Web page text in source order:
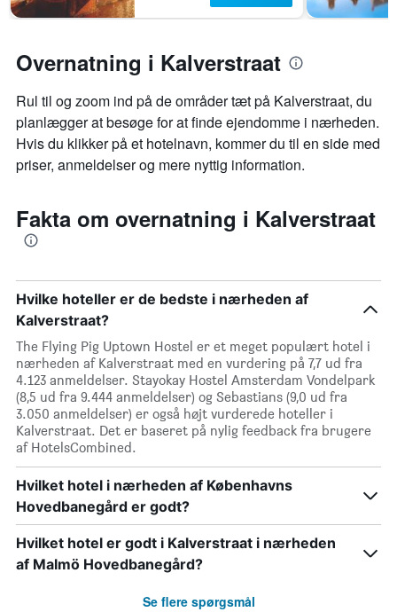
Overnatning i Kalverstraat
Rul til og zoom ind på de områder tæt på Kalverstraat, du
planlægger at besøge for at finde ejendomme i nærheden.
Hvis du klikker på et hotelnavn, kommer du til en side med
priser, anmeldelser og mere nyttig information.
Fakta om overnatning i Kalverstraat
Hvilke hoteller er de bedste i nærheden af
Kalverstraat?
The Flying Pig Uptown Hostel er et meget populært hotel i
nærheden af Kalverstraat med en vurdering på 7,7 ud fra
4.123 anmeldelser. Stayokay Hostel Amsterdam Vondelpark
(8,5 ud fra 9.444 anmeldelser) og Sebastians (9,0 ud fra
3.050 anmeldelser) er også højt vurderede hoteller i
Kalverstraat. Det er baseret på nylig feedback fra brugere
af HotelsCombined.
Hvilket hotel i nærheden af Københavns
Hovedbanegård er godt?
Hvilket hotel er godt i Kalverstraat i nærheden
af Malmö Hovedbanegård?
Se flere spørgsmål